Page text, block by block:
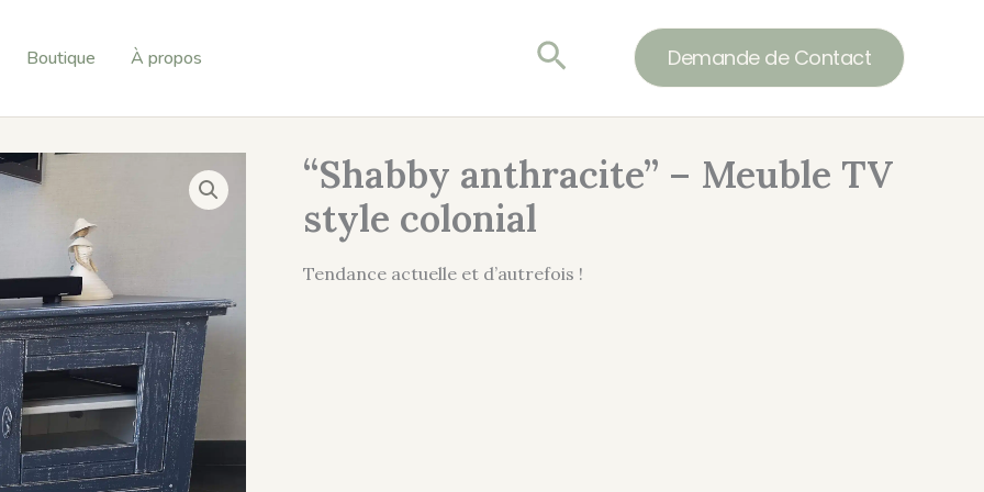
Boutique À propos RechercherDemande de Contact
“Shabby anthracite” – Meuble TV
style colonial
Tendance actuelle et d’autrefois !